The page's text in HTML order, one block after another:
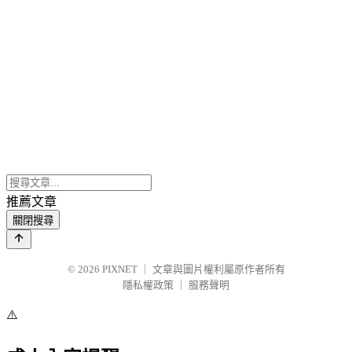
推薦文章
關閉搜尋
© 2026 PIXNET
文章與圖片權利屬原作者所有
隱私權政策
服務聲明
⚠️